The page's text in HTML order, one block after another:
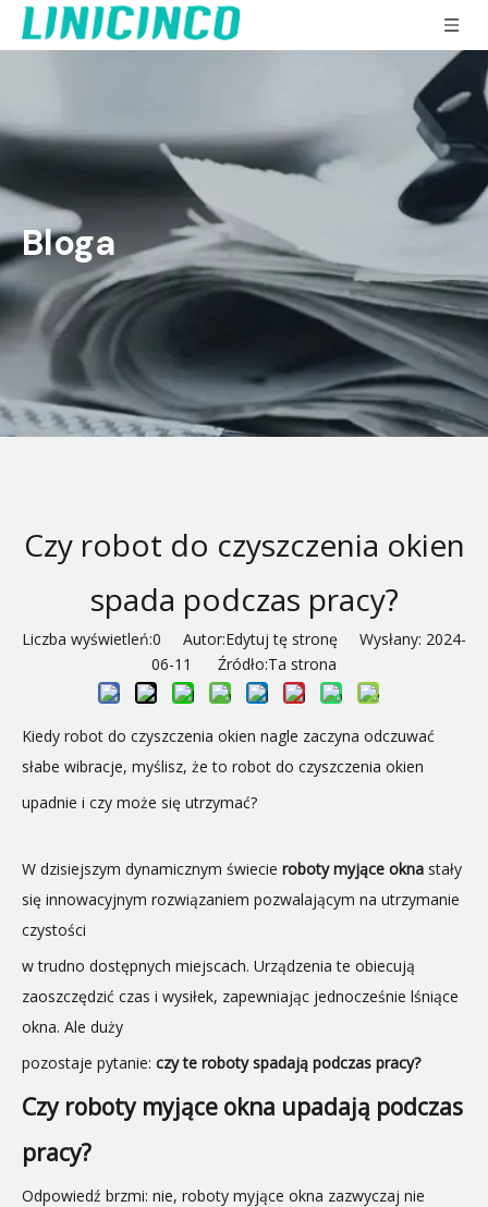
Bloga
Czy robot do czyszczenia okien
spada podczas pracy?
Liczba wyświetleń:0 Autor:Edytuj tę stronę Wysłany: 2024-
06-11 Źródło:Ta strona
Kiedy robot do czyszczenia okien nagle zaczyna odczuwać
słabe wibracje, myślisz, że to robot do czyszczenia okien
upadnie i czy może się utrzymać?
W dzisiejszym dynamicznym świecie roboty myjące okna stały
się innowacyjnym rozwiązaniem pozwalającym na utrzymanie
czystości
w trudno dostępnych miejscach. Urządzenia te obiecują
zaoszczędzić czas i wysiłek, zapewniając jednocześnie lśniące
okna. Ale duży
pozostaje pytanie: czy te roboty spadają podczas pracy?
Czy roboty myjące okna upadają podczas
pracy?
Odpowiedź brzmi: nie, roboty myjące okna zazwyczaj nie